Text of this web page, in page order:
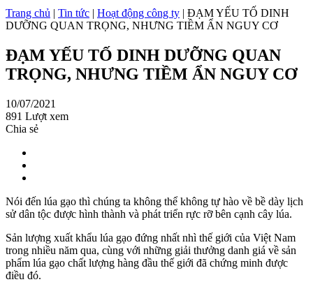
Trang chủ | Tin tức | Hoạt động công ty | ĐẠM YẾU TỐ DINH
DƯỠNG QUAN TRỌNG, NHƯNG TIỀM ẨN NGUY CƠ
ĐẠM YẾU TỐ DINH DƯỠNG QUAN
TRỌNG, NHƯNG TIỀM ẨN NGUY CƠ
10/07/2021
891 Lượt xem
Chia sẻ
Nói đến lúa gạo thì chúng ta không thể không tự hào về bề dày lịch
sử dân tộc được hình thành và phát triển rực rỡ bên cạnh cây lúa.
Sản lượng xuất khẩu lúa gạo đứng nhất nhì thế giới của Việt Nam
trong nhiều năm qua, cùng với những giải thưởng danh giá về sản
phẩm lúa gạo chất lượng hàng đầu thế giới đã chứng minh được
điều đó.